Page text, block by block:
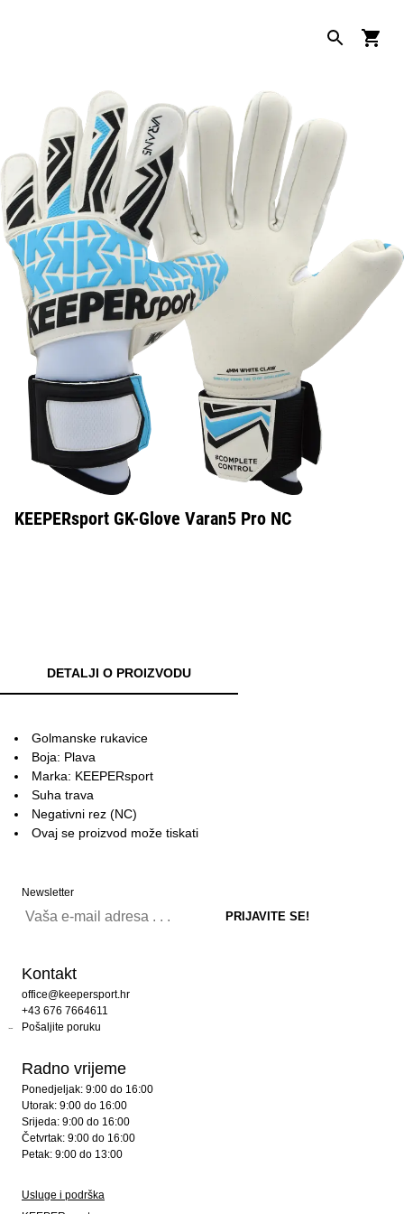
KEEPERsport GK-Glove Varan5 Pro NC
DETALJI O PROIZVODU
Golmanske rukavice
Boja: Plava
Marka: KEEPERsport
Suha trava
Negativni rez (NC)
Ovaj se proizvod može tiskati
Newsletter
Kontakt
office@keepersport.hr
+43 676 7664611
Pošaljite poruku
Radno vrijeme
Ponedjeljak: 9:00 do 16:00
Utorak: 9:00 do 16:00
Srijeda: 9:00 do 16:00
Četvrtak: 9:00 do 16:00
Petak: 9:00 do 13:00
Usluge i podrška